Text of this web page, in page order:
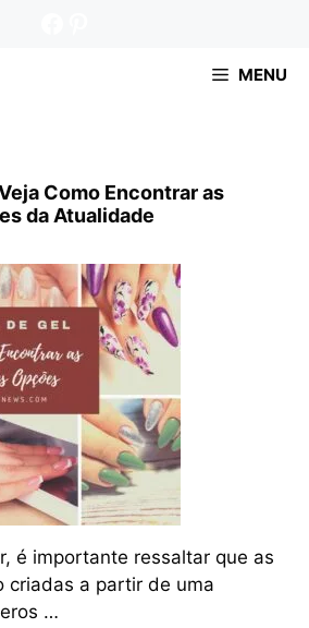
MENU
Como Encontrar as
da Atualidade
é importante ressaltar que as
criadas a partir de uma
…